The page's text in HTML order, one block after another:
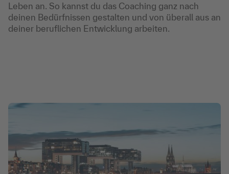
Leben an. So kannst du das Coaching ganz nach
deinen Bedürfnissen gestalten und von überall aus an
deiner beruflichen Entwicklung arbeiten.